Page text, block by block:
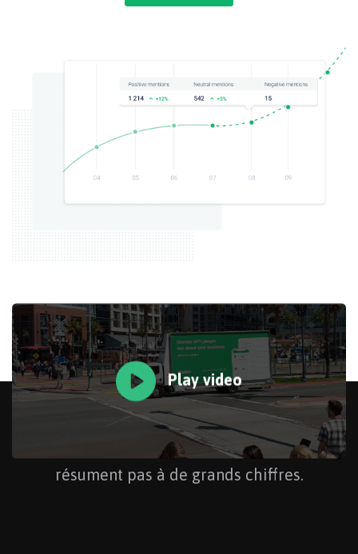
Play video
Le suivi et l'analyse des médias ne se
résument pas à de grands chiffres.